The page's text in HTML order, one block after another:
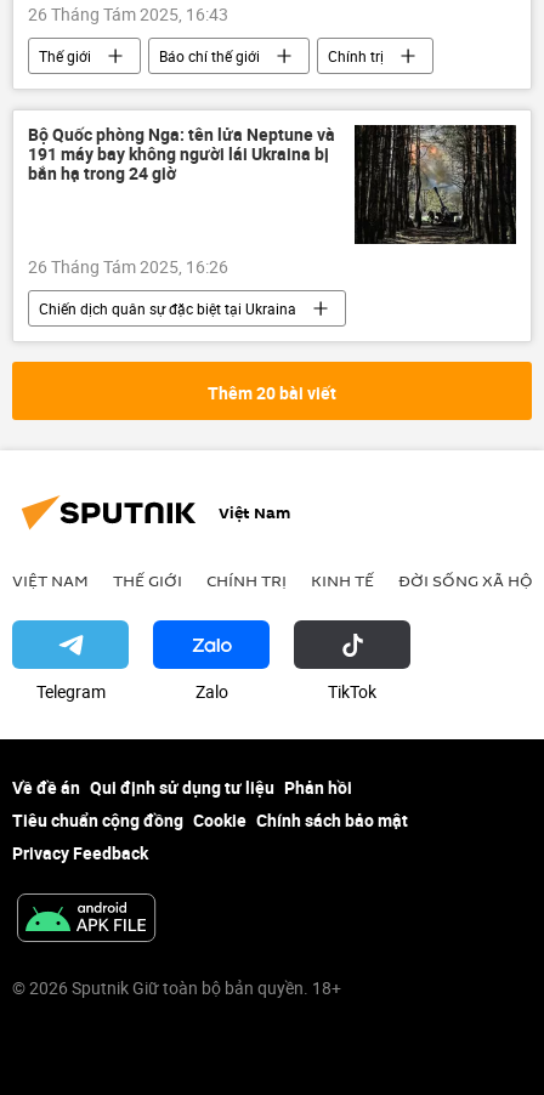
26 Tháng Tám 2025, 16:43
Thế giới Báo chí thế giới
Chính trị
Moldova
quan hệ
National Interest
Bộ Quốc phòng Nga: tên lửa Neptune và
191 máy bay không người lái Ukraina bị
bắn hạ trong 24 giờ
26 Tháng Tám 2025, 16:26
Chiến dịch quân sự đặc biệt tại Ukraina
Nga
Quân đội Nga
Bộ Quốc phòng Nga
Ukraina
Cuộc khủng hoảng ở Ukraina
xung đột
xung đột quân sự
Quân sự
UAV
xe tăng
Thêm 20 bài viết
Việt Nam
VIỆT NAM THẾ GIỚI CHÍNH TRỊ KINH TẾ ĐỜI SỐNG XÃ HỘI
Telegram Zalo ТikТоk
Về đề án Qui định sử dụng tư liệu Phản hồi
Tiêu chuẩn cộng đồng Cookie Chính sách bảo mật
Privacy Feedback
© 2026 Sputnik Giữ toàn bộ bản quyền. 18+